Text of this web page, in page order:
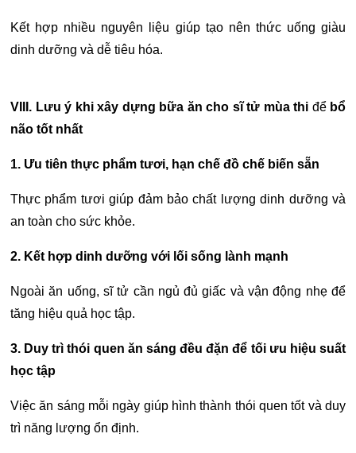
Kết hợp nhiều nguyên liệu giúp tạo nên thức uống giàu
dinh dưỡng và dễ tiêu hóa.
VIII. Lưu ý khi xây dựng bữa ăn cho sĩ tử mùa thi để bổ
não tốt nhất
1. Ưu tiên thực phẩm tươi, hạn chế đồ chế biến sẵn
Thực phẩm tươi giúp đảm bảo chất lượng dinh dưỡng và
an toàn cho sức khỏe.
2. Kết hợp dinh dưỡng với lối sống lành mạnh
Ngoài ăn uống, sĩ tử cần ngủ đủ giấc và vận động nhẹ để
tăng hiệu quả học tập.
3. Duy trì thói quen ăn sáng đều đặn để tối ưu hiệu suất
học tập
Việc ăn sáng mỗi ngày giúp hình thành thói quen tốt và duy
trì năng lượng ổn định.